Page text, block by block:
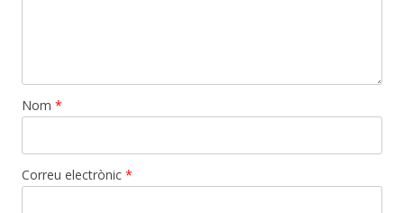
Nom *
Correu electrònic *